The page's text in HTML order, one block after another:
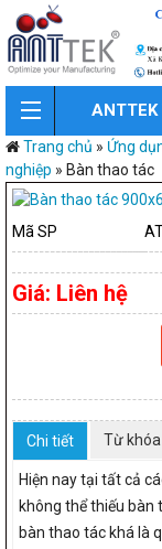
ANTTEK
Trang chủ » Ứng
nghiệp » Bàn thao tác
Mã SP
Giá: Liên hệ
Chi tiết Từ khóa
Hiện nay tại tất cả
không thể thiếu bàn
bàn thao tác khá là